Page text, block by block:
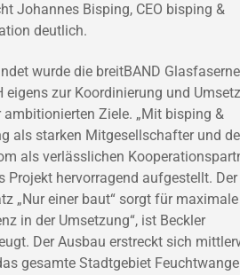
Johannes Bisping, CEO bisping &
deutlich.
wurde die breitBAND
eigens zur Koordinierung und
ambitionierten Ziele. „Mit bisping &
als starken Mitgesellschafter und
als verlässlichen
Projekt hervorragend aufgestellt. Der
„Nur einer baut“ sorgt für maximale
in der Umsetzung“, ist Beckler
Der Ausbau erstreckt sich
gesamte Stadtgebiet